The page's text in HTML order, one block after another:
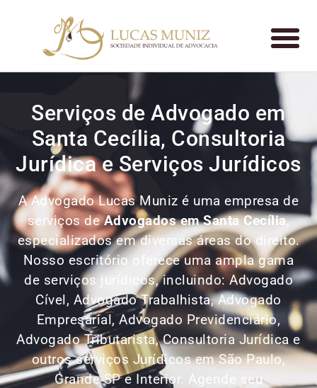
Serviços de Advogado em
Santa Cecília, Consultoria
Jurídica e Serviços Jurídicos
A Advogado Lucas Muniz é uma empresa de
serviços deAdvogadosem Santa Cecília,
especializados em diversas áreas do direito.
Nosso escritório oferece uma ampla gama
de serviços jurídicos, incluindo: Advogado
Cível, Advogado Trabalhista, Advogado
Empresarial, Advogado Previdenciário,
Advogado Tributarista, Consultoria Jurídica e
outros serviços Jurídicos em São Paulo,
Grande SP e Interior. Agende seu